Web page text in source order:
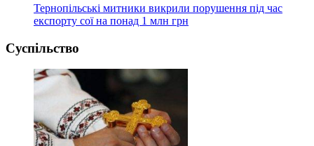
Тернопільські митники викрили порушення під час
експорту сої на понад 1 млн грн
Суспільство